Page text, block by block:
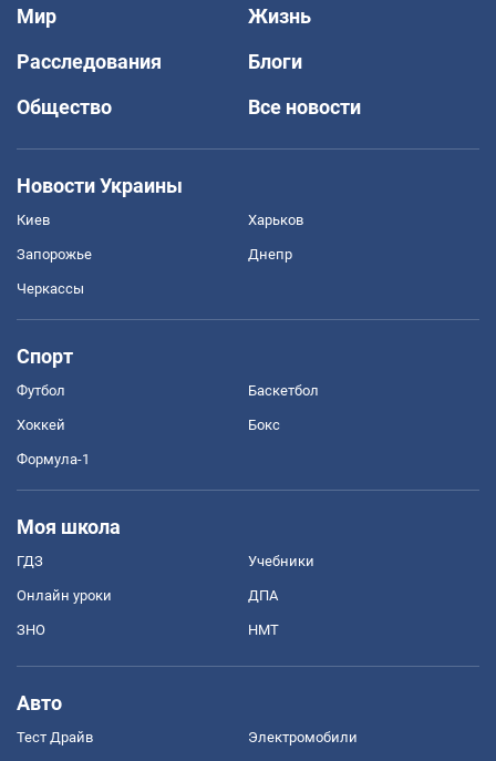
Мир
Жизнь
Расследования
Блоги
Общество
Все новости
Новости Украины
Киев Харьков
Запорожье Днепр
Черкассы
Спорт
Футбол Баскетбол
Хоккей Бокс
Формула-1
Моя школа
ГДЗ Учебники
Онлайн уроки ДПА
ЗНО НМТ
Авто
Тест Драйв Электромобили